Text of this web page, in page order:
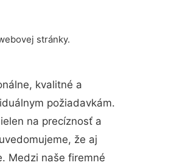
stránky.
kvalitné a
požiadavkám.
na precíznosť a
že aj
Medzi naše firemné